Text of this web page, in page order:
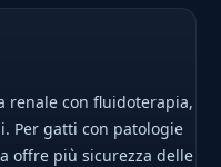
renale con fluidoterapia,
Per gatti con patologie
offre più sicurezza delle